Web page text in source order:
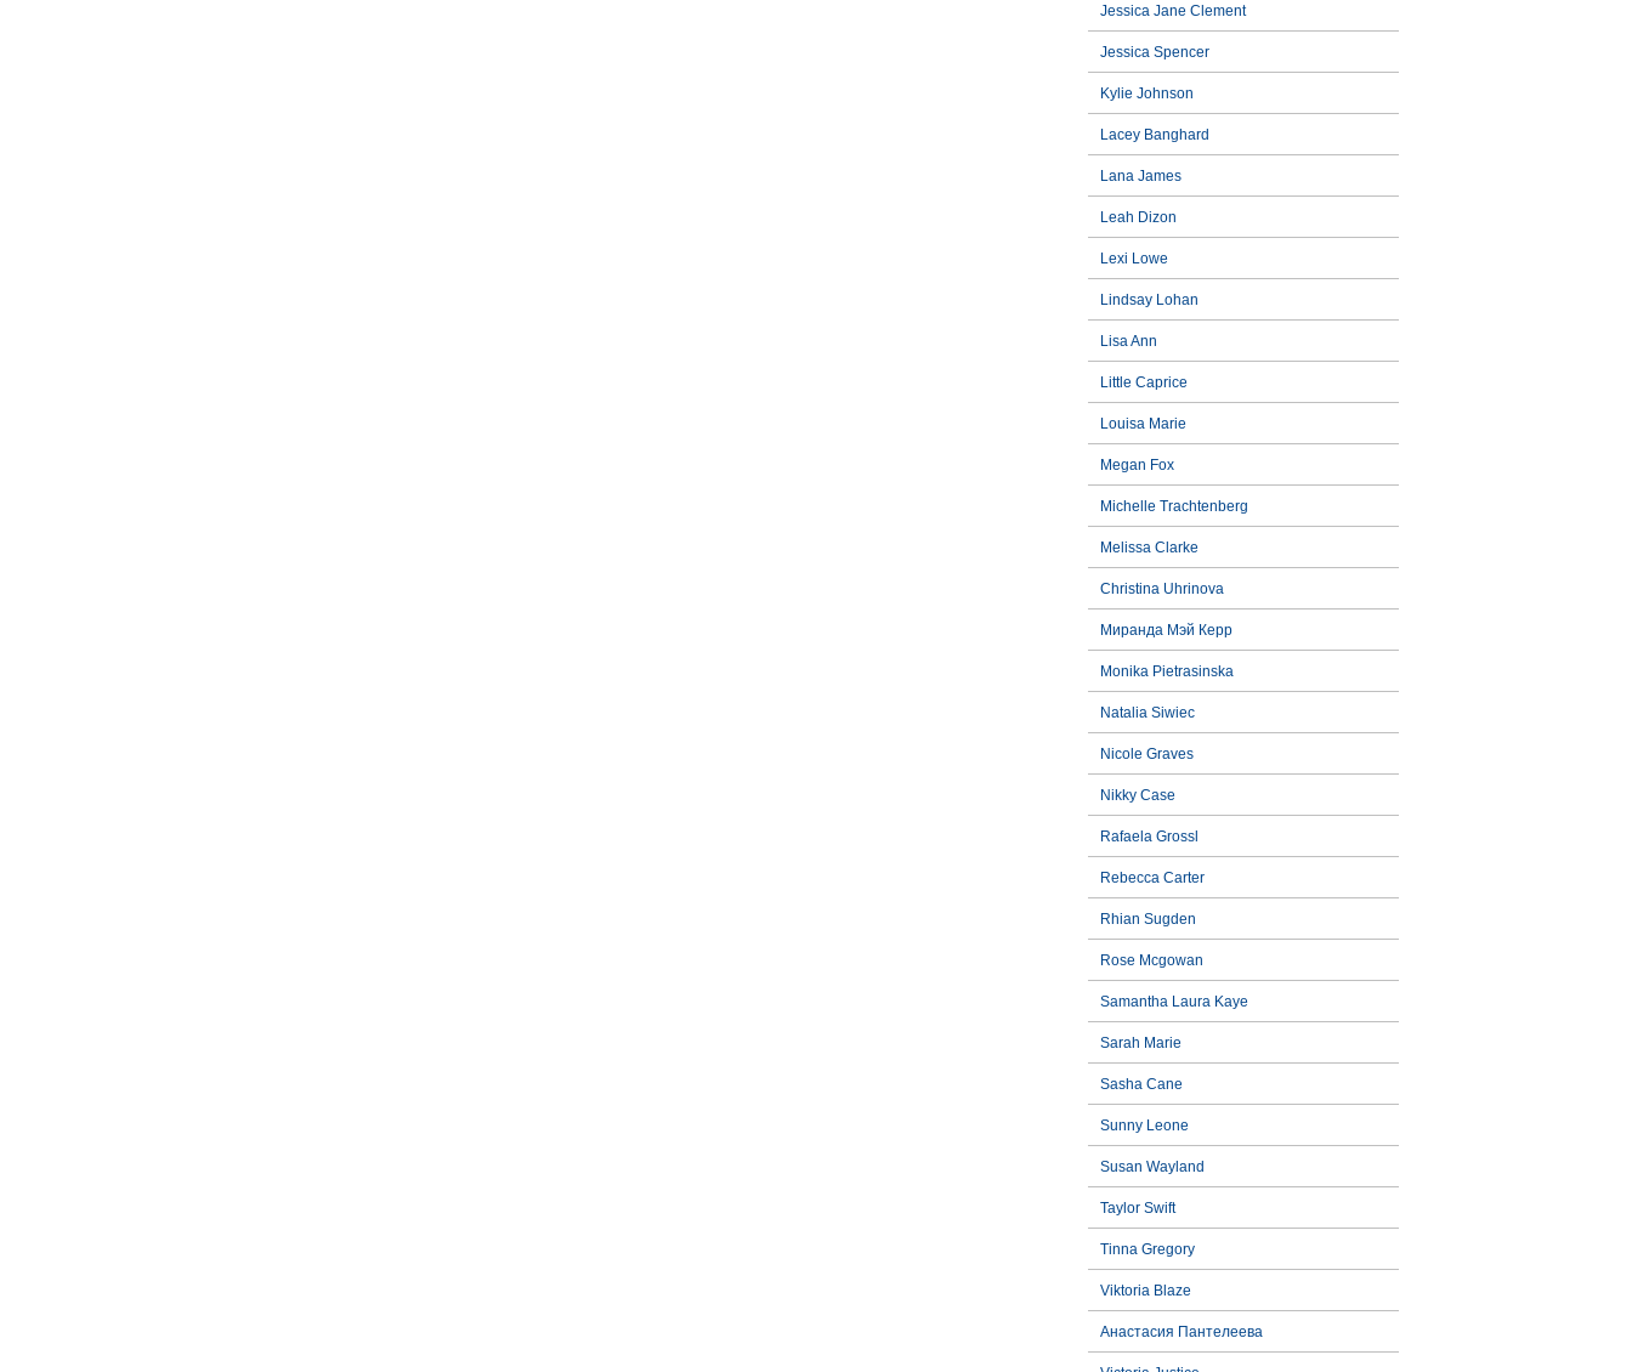
Jessica Jane Clement
Jessica Spencer
Kylie Johnson
Lacey Banghard
Lana James
Leah Dizon
Lexi Lowe
Lindsay Lohan
Lisa Ann
Little Caprice
Louisa Marie
Megan Fox
Michelle Trachtenberg
Melissa Clarke
Christina Uhrinova
Миранда Мэй Керр
Monika Pietrasinska
Natalia Siwiec
Nicole Graves
Nikky Case
Rafaela Grossl
Rebecca Carter
Rhian Sugden
Rose Mcgowan
Samantha Laura Kaye
Sarah Marie
Sasha Cane
Sunny Leone
Susan Wayland
Taylor Swift
Tinna Gregory
Viktoria Blaze
Анастасия Пантелеева